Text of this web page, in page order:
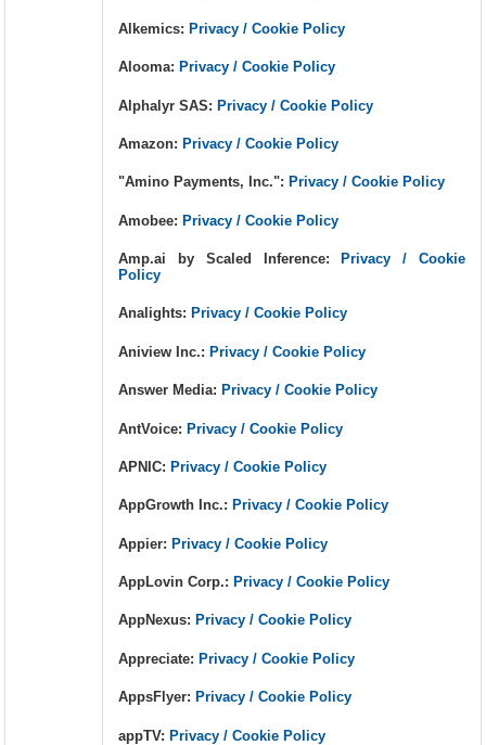
Alkemics: Privacy / Cookie Policy
Alooma: Privacy / Cookie Policy
Alphalyr SAS:Privacy / Cookie Policy
Amazon: Privacy / Cookie Policy
"Amino Payments, Inc.": Privacy / Cookie Policy
Amobee:Privacy / Cookie Policy
Amp.ai by Scaled Inference:
Privacy / Cookie
Policy
Analights: Privacy / Cookie Policy
Aniview Inc.: Privacy / Cookie Policy
Answer Media: Privacy / Cookie Policy
AntVoice:Privacy / Cookie Policy
APNIC: Privacy / Cookie Policy
AppGrowth Inc.: Privacy / Cookie Policy
Appier:Privacy / Cookie Policy
AppLovin Corp.: Privacy / Cookie Policy
AppNexus: Privacy / Cookie Policy
Appreciate: Privacy / Cookie Policy
AppsFlyer: Privacy / Cookie Policy
appTV:Privacy / Cookie Policy